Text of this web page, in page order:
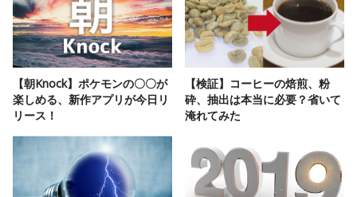
【朝Knock】ポケモンの〇〇が
楽しめる、新作アプリが今日リ
リース！
【検証】コーヒーの焙煎、粉
砕、抽出は本当に必要？省いて
淹れてみた